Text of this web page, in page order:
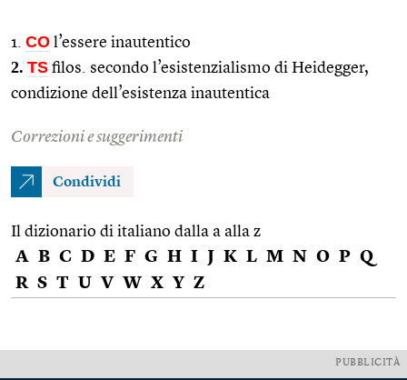
1. CO l’essere inautentico
2. TS filos. secondo l’esistenzialismo di Heidegger,
condizione dell’esistenza inautentica
Correzioni e suggerimenti
Condividi
Il dizionario di italiano dalla a alla z
A B C D E F G H I J K L M N O P Q
R S T U V W X Y Z
PUBBLICITÀ